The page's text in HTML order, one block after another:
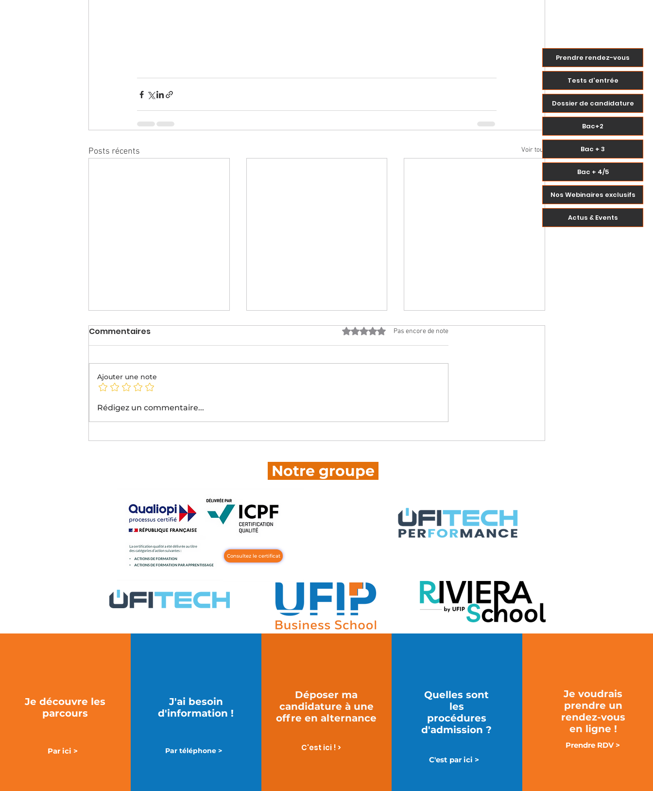
Prendre rendez-vous
Tests d'entrée
Dossier de candidature
Bac+2
Bac + 3
Bac + 4/5
Nos Webinaires exclusifs
Actus & Events
Posts récents Voir tout
Florian Buzzo et Florian
Vial : direction les
80’s : une fin d’année
nouveaux bacheliers !
Commentaires Noté 0 étoile sur 5.Pas encore de note
Ajouter une note
Rédigez un commentaire...
Notre groupe
Consultez le certificat
Je découvre les
parcours
Par ici >
J'ai besoin
d'information !
Par téléphone >
Déposer ma
candidature à une
offre en alternance
C'est ici ! >
Quelles sont
les
procédures
d'admission ?
C'est par ici >
Je voudrais
prendre un
rendez-vous
en ligne !
Prendre RDV >